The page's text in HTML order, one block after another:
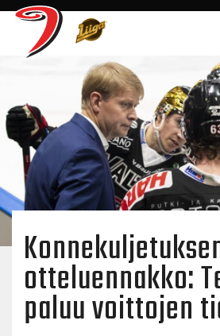
otteluennakko:
paluu voittojen